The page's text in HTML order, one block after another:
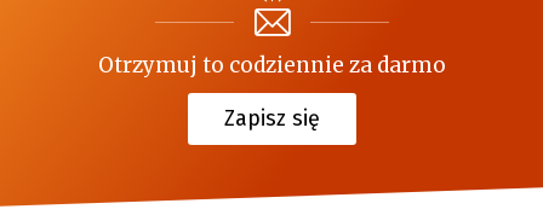
Otrzymuj to codziennie za darmo
Zapisz się